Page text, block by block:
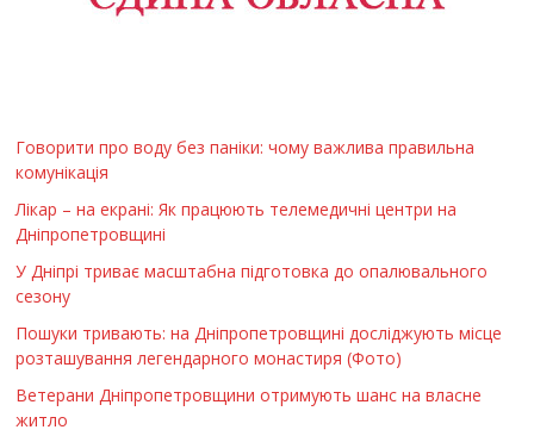
Говорити про воду без паніки: чому важлива правильна
комунікація
Лікар – на екрані: Як працюють телемедичні центри на
Дніпропетровщині
У Дніпрі триває масштабна підготовка до опалювального
сезону
Пошуки тривають: на Дніпропетровщині досліджують місце
розташування легендарного монастиря (Фото)
Ветерани Дніпропетровщини отримують шанс на власне
житло